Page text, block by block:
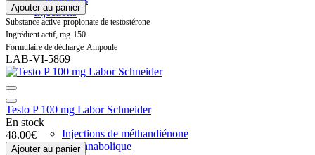
Injections
Injections de méthandiénone
Mix anabolique
Ajouter au panier
Substance active propionate de testostérone
Ingrédient actif, mg 150
Formulaire de décharge Ampoule
LAB-VI-5869
Testo P 100 mg Labor Schneider
En stock
48.00€
Ajouter au panier